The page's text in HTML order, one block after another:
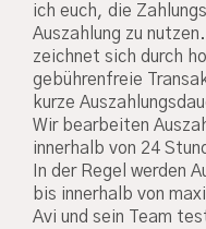
ich euch, die
Auszahlung zu
zeichnet sich durch
gebührenfreie
kurze
Wir bearbeiten
innerhalb von 24
In der Regel werden
bis innerhalb von
Avi und sein Team